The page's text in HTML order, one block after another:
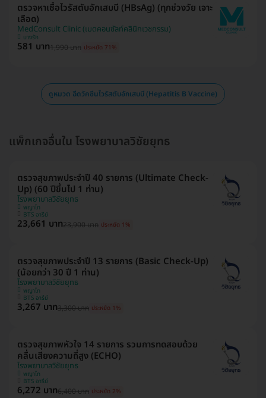
ตรวจหาเชื้อไวรัสตับอักเสบบี (HBsAg) (ทุกช่วงวัย เจาะ
เลือด)
MedConsult Clinic (เมดคอนซัลท์คลินิกเวชกรรม)
บางรัก
581 บาท1,990 บาท ประหยัด 71%
ดูหมวด ฉีดวัคซีนไวรัสตับอักเสบบี (Hepatitis B Vaccine)
แพ็กเกจอื่นใน โรงพยาบาลวิชัยยุทธ
ตรวจสุขภาพประจำปี 40 รายการ (Ultimate Check-
Up) (60 ปีขึ้นไป 1 ท่าน)
โรงพยาบาลวิชัยยุทธ
พญาไท
BTS อารีย์
23,661 บาท23,900 บาท ประหยัด 1%
ตรวจสุขภาพประจำปี 13 รายการ (Basic Check-Up)
(น้อยกว่า 30 ปี 1 ท่าน)
โรงพยาบาลวิชัยยุทธ
พญาไท
BTS อารีย์
3,267 บาท3,300 บาท ประหยัด 1%
ตรวจสุขภาพหัวใจ 14 รายการ รวมการทดสอบด้วย
คลื่นเสียงความถี่สูง (ECHO)
โรงพยาบาลวิชัยยุทธ
พญาไท
BTS อารีย์
6,272 บาท6,400 บาท ประหยัด 2%